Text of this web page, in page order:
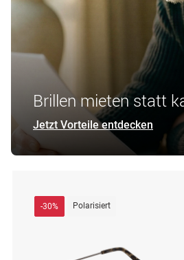
Brillen mieten statt
Jetzt Vorteile entdecken
-30% Polarisiert